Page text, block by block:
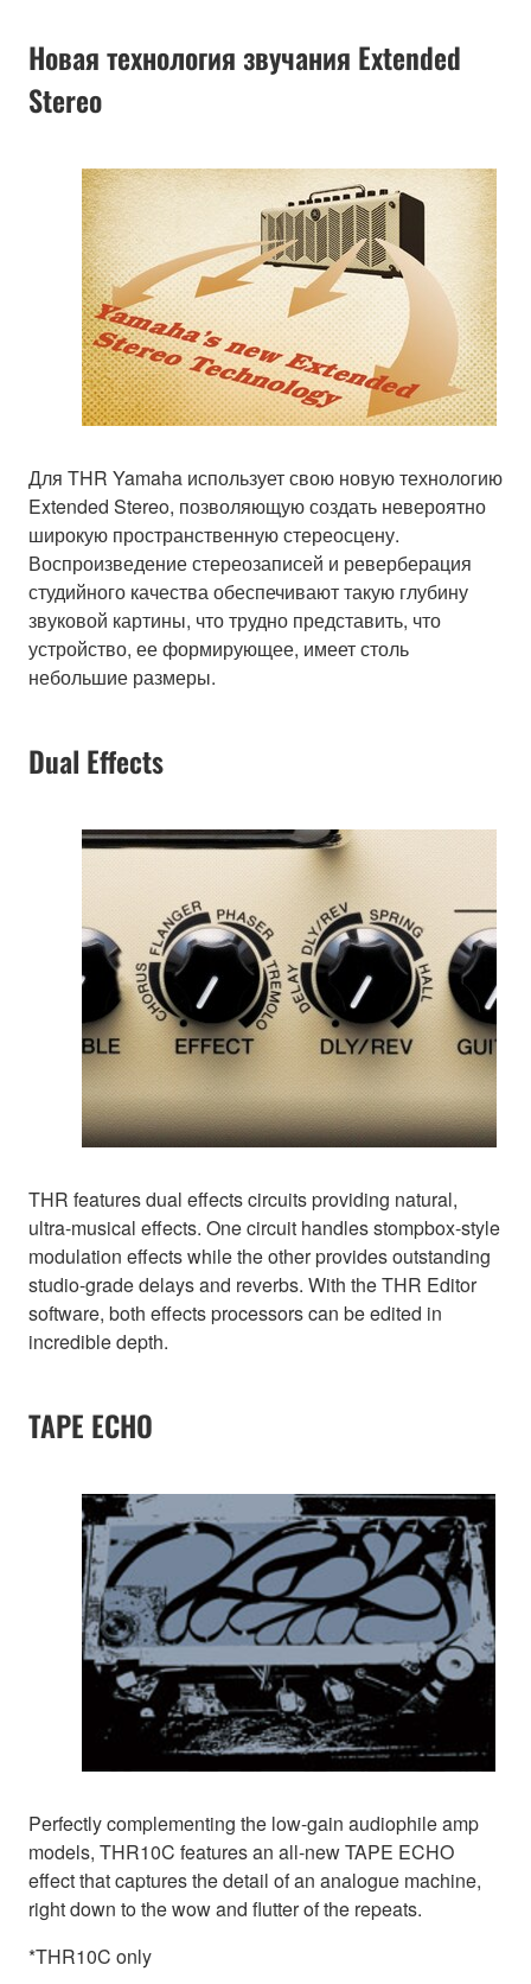
Новая технология звучания Extended
Stereo
Для THR Yamaha использует свою новую технологию
Extended Stereo, позволяющую создать невероятно
широкую пространственную стереосцену.
Воспроизведение стереозаписей и реверберация
студийного качества обеспечивают такую глубину
звуковой картины, что трудно представить, что
устройство, ее формирующее, имеет столь
небольшие размеры.
Dual Effects
THR features dual effects circuits providing natural,
ultra-musical effects. One circuit handles stompbox-style
modulation effects while the other provides outstanding
studio-grade delays and reverbs. With the THR Editor
software, both effects processors can be edited in
incredible depth.
TAPE ECHO
Perfectly complementing the low-gain audiophile amp
models, THR10C features an all-new TAPE ECHO
effect that captures the detail of an analogue machine,
right down to the wow and flutter of the repeats.
*THR10C only